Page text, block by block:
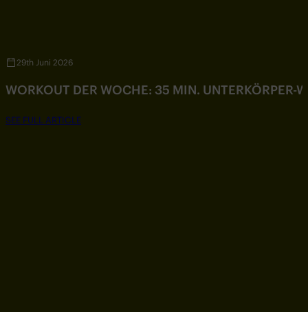
29th Juni 2026
WORKOUT DER WOCHE: 35 MIN. UNTERKÖRPER-
SEE FULL ARTICLE